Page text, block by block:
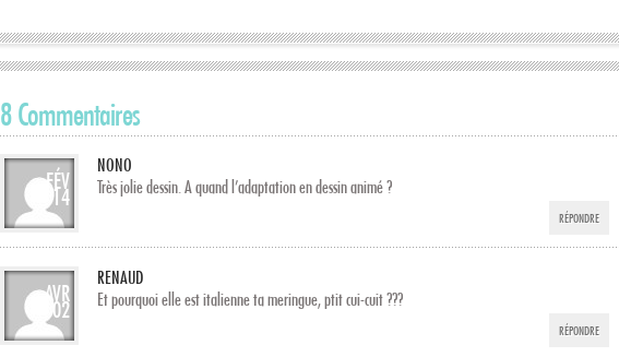
8 Commentaires
FÉV
14
NONO
Très jolie dessin. A quand l’adaptation en dessin animé ?
RÉPONDRE
AVR
02
RENAUD
Et pourquoi elle est italienne ta meringue, ptit cui-cuit ???
RÉPONDRE